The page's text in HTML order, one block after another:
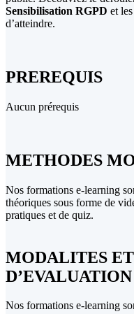
Sensibilisation RGPD et
d’atteindre.
PREREQUIS
Aucun prérequis
METHODES
Nos formations e-learning
théoriques sous forme de
pratiques et de quiz.
MODALITES
D’EVALUATION
Nos formations e-learning